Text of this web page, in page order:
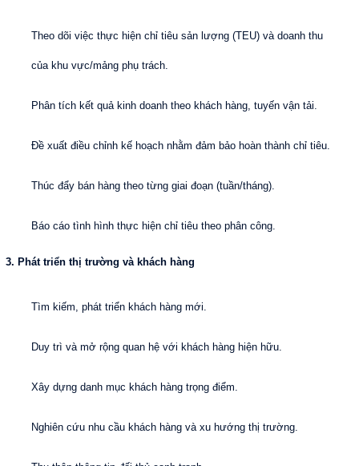
Theo dõi việc thực hiện chỉ tiêu sản lượng (TEU) và doanh thu
của khu vực/mảng phụ trách.
Phân tích kết quả kinh doanh theo khách hàng, tuyến vận tải.
Đề xuất điều chỉnh kế hoạch nhằm đảm bảo hoàn thành chỉ tiêu.
Thúc đẩy bán hàng theo từng giai đoạn (tuần/tháng).
Báo cáo tình hình thực hiện chỉ tiêu theo phân công.
3. Phát triển thị trường và khách hàng
Tìm kiếm, phát triển khách hàng mới.
Duy trì và mở rộng quan hệ với khách hàng hiện hữu.
Xây dựng danh mục khách hàng trọng điểm.
Nghiên cứu nhu cầu khách hàng và xu hướng thị trường.